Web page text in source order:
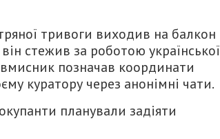
тривоги виходив на балкон
стежив за роботою української
позначав координати
куратору через анонімні чати.
планували задіяти